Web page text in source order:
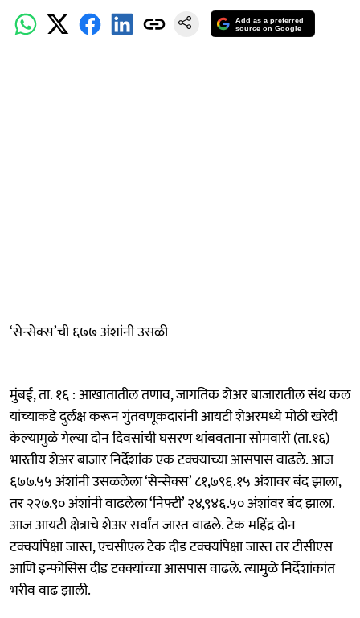
Add as a preferred
source on Google
‘सेन्सेक्स’ची ६७७ अंशांनी उसळी
मुंबई, ता. १६ : आखातातील तणाव, जागतिक शेअर बाजारातील संथ कल
यांच्याकडे दुर्लक्ष करून गुंतवणूकदारांनी आयटी शेअरमध्ये मोठी खरेदी
केल्यामुळे गेल्या दोन दिवसांची घसरण थांबवताना सोमवारी (ता.१६)
भारतीय शेअर बाजार निर्देशांक एक टक्क्याच्या आसपास वाढले. आज
६७७.५५ अंशांनी उसळलेला ‘सेन्सेक्स’ ८१,७९६.१५ अंशावर बंद झाला,
तर २२७.९० अंशांनी वाढलेला ‘निफ्टी’ २४,९४६.५० अंशांवर बंद झाला.
आज आयटी क्षेत्राचे शेअर सर्वांत जास्त वाढले. टेक महिंद्र दोन
टक्क्यांपेक्षा जास्त, एचसीएल टेक दीड टक्क्यांपेक्षा जास्त तर टीसीएस
आणि इन्फोसिस दीड टक्क्यांच्या आसपास वाढले. त्यामुळे निर्देशांकांत
भरीव वाढ झाली.